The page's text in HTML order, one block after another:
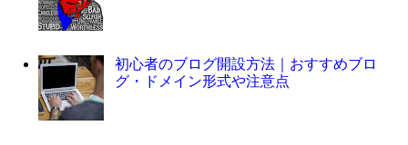
初心者のブログ開設方法｜おすすめブロ
グ・ドメイン形式や注意点